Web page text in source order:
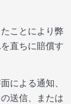
ことにより弊
直ちに賠償す
による通知、
送信、または